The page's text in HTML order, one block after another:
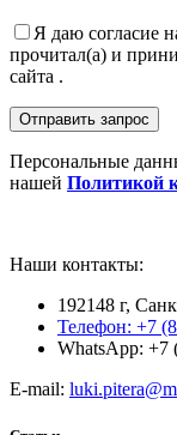
Я даю согласие
прочитал(а) и
сайта .
Персональные
нашей Политикой
Наши контакты:
192148 г,
Телефон: +7
WhatsApp: +7
E-mail: